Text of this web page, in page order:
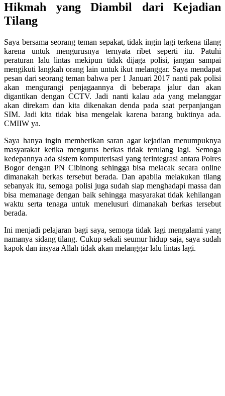
Hikmah yang Diambil dari Kejadian
Tilang
Saya bersama seorang teman sepakat, tidak ingin lagi terkena tilang
karena untuk mengurusnya ternyata ribet seperti itu. Patuhi
peraturan lalu lintas mekipun tidak dijaga polisi, jangan sampai
mengikuti langkah orang lain untuk ikut melanggar. Saya mendapat
pesan dari seorang teman bahwa per 1 Januari 2017 nanti pak polisi
akan mengurangi penjagaannya di beberapa jalur dan akan
digantikan dengan CCTV. Jadi nanti kalau ada yang melanggar
akan direkam dan kita dikenakan denda pada saat perpanjangan
SIM. Jadi kita tidak bisa mengelak karena barang buktinya ada.
CMIIW ya.
Saya hanya ingin memberikan saran agar kejadian menumpuknya
masyarakat ketika mengurus berkas tidak terulang lagi. Semoga
kedepannya ada sistem komputerisasi yang terintegrasi antara Polres
Bogor dengan PN Cibinong sehingga bisa melacak secara online
dimanakah berkas tersebut berada. Dan apabila melakukan tilang
sebanyak itu, semoga polisi juga sudah siap menghadapi massa dan
bisa memanage dengan baik sehingga masyarakat tidak kehilangan
waktu serta tenaga untuk menelusuri dimanakah berkas tersebut
berada.
Ini menjadi pelajaran bagi saya, semoga tidak lagi mengalami yang
namanya sidang tilang. Cukup sekali seumur hidup saja, saya sudah
kapok dan insyaa Allah tidak akan melanggar lalu lintas lagi.